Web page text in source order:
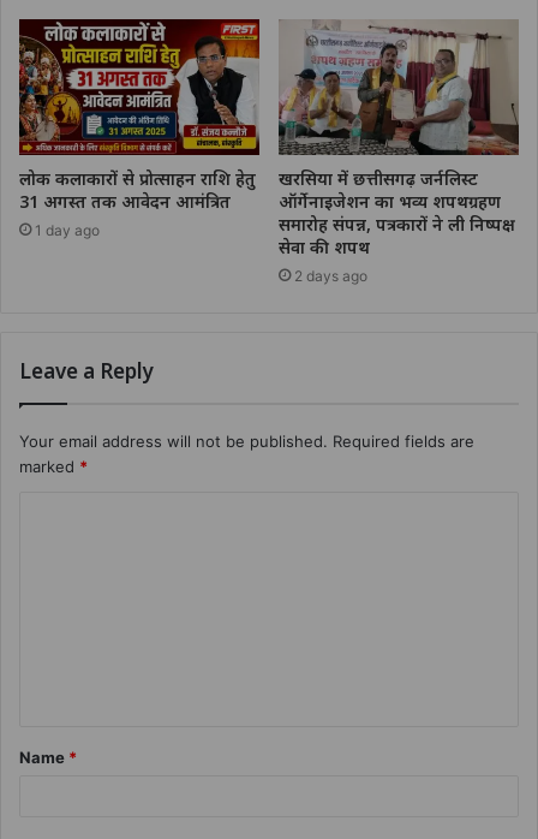
लोक कलाकारों से प्रोत्साहन राशि हेतु
31 अगस्त तक आवेदन आमंत्रित
1 day ago
खरसिया में छत्तीसगढ़ जर्नलिस्ट
ऑर्गेनाइजेशन का भव्य शपथग्रहण
समारोह संपन्न, पत्रकारों ने ली निष्पक्ष
सेवा की शपथ
2 days ago
Leave a Reply
Your email address will not be published. Required fields are
marked *
Name *